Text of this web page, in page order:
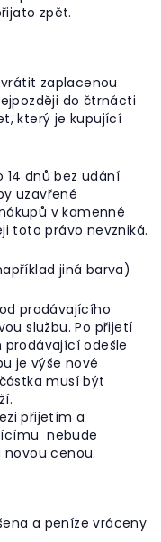
zpět.
zaplacenou
do čtrnácti
který je kupující
14 dnů bez udání
uzavřené
v kamenné
toto právo nevzniká.
jiná barva)
prodávajícího
službu. Po přijetí
odešle
je výše nové
musí být
přijetím a
nebude
cenou.
a peníze vráceny